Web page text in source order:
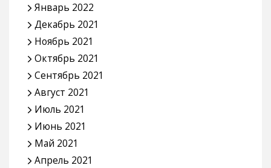
Январь 2022
Декабрь 2021
Ноябрь 2021
Октябрь 2021
Сентябрь 2021
Август 2021
Июль 2021
Июнь 2021
Май 2021
Апрель 2021